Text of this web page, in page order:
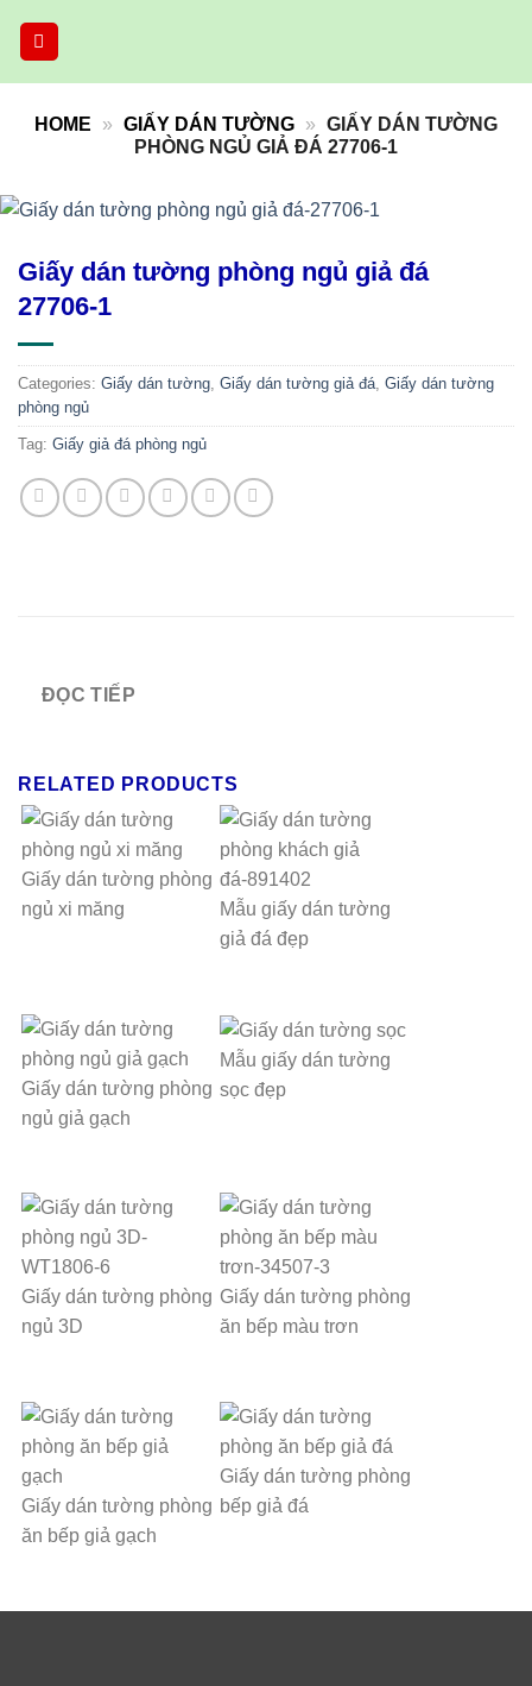
HOME » GIẤY DÁN TƯỜNG » GIẤY DÁN TƯỜNG
PHÒNG NGỦ GIẢ ĐÁ 27706-1
Giấy dán tường phòng ngủ giả đá
27706-1
Categories: Giấy dán tường, Giấy dán tường giả đá, Giấy dán tường
phòng ngủ
Tag: Giấy giả đá phòng ngủ
ĐỌC TIẾP
RELATED PRODUCTS
Giấy dán tường phòng
ngủ xi măng
Mẫu giấy dán tường
giả đá đẹp
Giấy dán tường phòng
ngủ giả gạch
Mẫu giấy dán tường
sọc đẹp
Giấy dán tường phòng
ngủ 3D
Giấy dán tường phòng
ăn bếp màu trơn
Giấy dán tường phòng
ăn bếp giả gạch
Giấy dán tường phòng
bếp giả đá